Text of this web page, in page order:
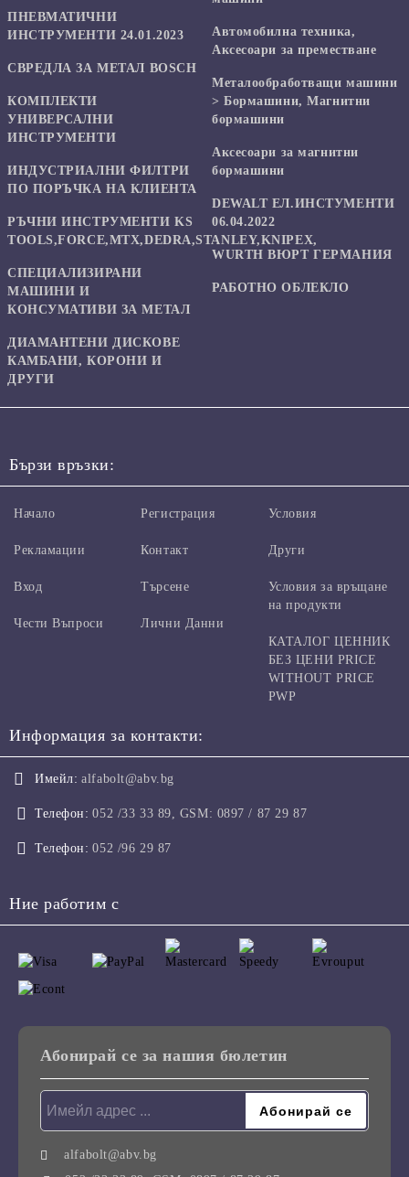
ПНЕВМАТИЧНИ
ИНСТРУМЕНТИ 24.01.2023
СВРЕДЛА ЗА МЕТАЛ BOSCH
КОМПЛЕКТИ
УНИВЕРСАЛНИ
ИНСТРУМЕНТИ
ИНДУСТРИАЛНИ ФИЛТРИ
ПО ПОРЪЧКА НА КЛИЕНТА
РЪЧНИ ИНСТРУМЕНТИ KS
TOOLS,FORCE,MTX,DEDRA,STANLEY,KNIPEX,
СПЕЦИАЛИЗИРАНИ
МАШИНИ И
КОНСУМАТИВИ ЗА МЕТАЛ
ДИАМАНТЕНИ ДИСКОВЕ
КАМБАНИ, КОРОНИ И
ДРУГИ
Автомобилна техника,
Аксесоари за преместване
Mеталообработващи машини
> Бормашини, Магнитни
бормашини
Аксесоари за магнитни
бормашини
DEWALT ЕЛ.ИНСТУМЕНТИ
06.04.2022
WURTH ВЮРТ ГЕРМАНИЯ
РАБОТНО ОБЛЕКЛО
Бързи връзки:
Начало
Рекламации
Вход
Чести Въпроси
Регистрация
Контакт
Търсене
Лични Данни
Условия
Други
Условия за връщане
на продукти
КАТАЛОГ ЦЕННИК
БЕЗ ЦЕНИ PRICE
WITHOUT PRICE
PWP
Информация за контакти:
Имейл: alfabolt@abv.bg
Телефон: 052 /33 33 89, GSM: 0897 / 87 29 87
Телефон: 052 /96 29 87
Ние работим с
Абонирай се за нашия бюлетин
alfabolt@abv.bg